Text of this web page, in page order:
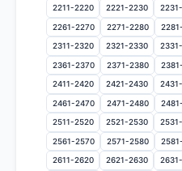
2211-2220 2221-2230
2261-2270 2271-2280
2311-2320 2321-2330
2361-2370 2371-2380
2411-2420 2421-2430
2461-2470 2471-2480
2511-2520 2521-2530
2561-2570 2571-2580
2611-2620 2621-2630